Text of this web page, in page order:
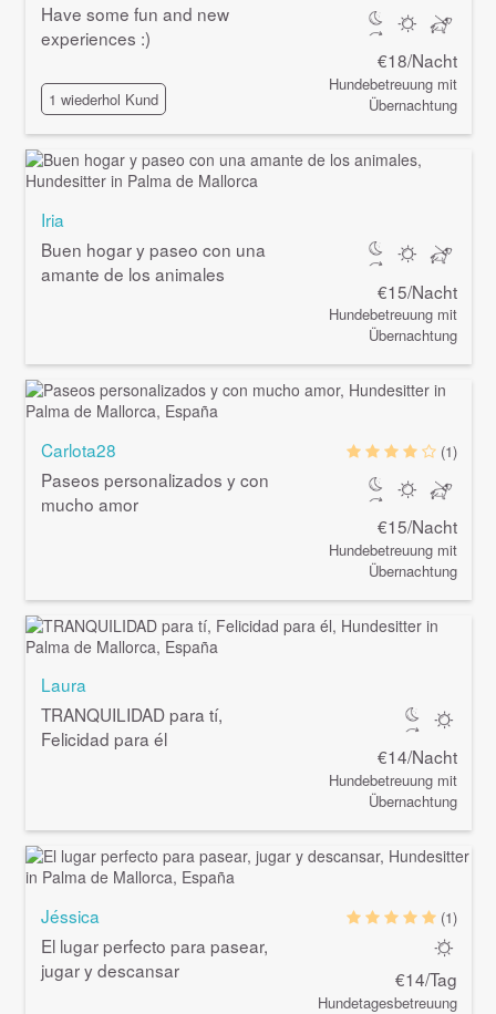
Have some fun and new
experiences :)
1 wiederhol Kund
€18/Nacht
Hundebetreuung mit
Übernachtung
Iria
Buen hogar y paseo con una
amante de los animales
€15/Nacht
Hundebetreuung mit
Übernachtung
Carlota28
Paseos personalizados y con
mucho amor
(1)
€15/Nacht
Hundebetreuung mit
Übernachtung
Laura
TRANQUILIDAD para tí,
Felicidad para él
€14/Nacht
Hundebetreuung mit
Übernachtung
Jéssica
El lugar perfecto para pasear,
jugar y descansar
(1)
€14/Tag
Hundetagesbetreuung